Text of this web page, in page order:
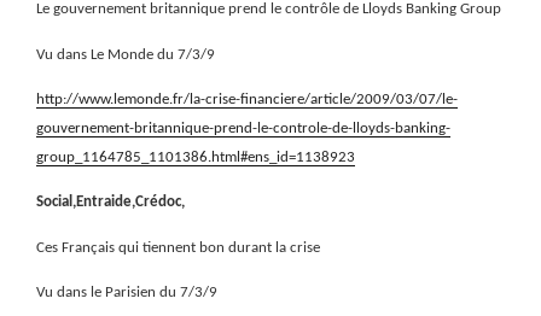
Le gouvernement britannique prend le contrôle de Lloyds Banking Group
Vu dans Le Monde du 7/3/9
http://www.lemonde.fr/la-crise-financiere/article/2009/03/07/le-
gouvernement-britannique-prend-le-controle-de-lloyds-banking-
group_1164785_1101386.html#ens_id=1138923
Social,Entraide,Crédoc,
Ces Français qui tiennent bon durant la crise
Vu dans le Parisien du 7/3/9